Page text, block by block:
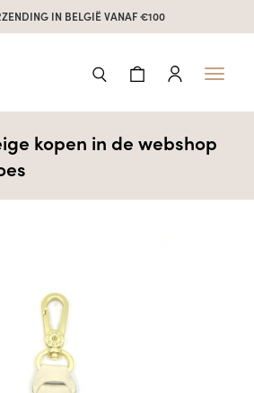
IN BELGIË VANAF €100
Toggle
kopen in de webshop